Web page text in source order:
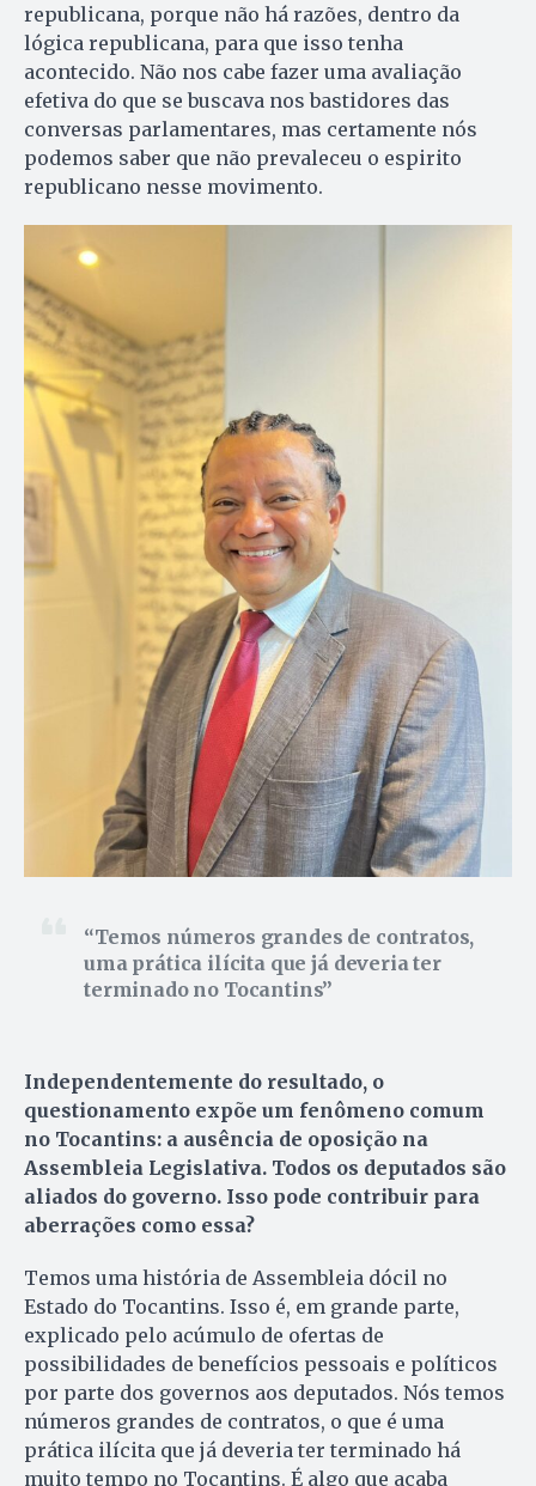
republicana, porque não há razões, dentro da
lógica republicana, para que isso tenha
acontecido. Não nos cabe fazer uma avaliação
efetiva do que se buscava nos bastidores das
conversas parlamentares, mas certamente nós
podemos saber que não prevaleceu o espirito
republicano nesse movimento.
Temos números grandes de contratos,
uma prática ilícita que já deveria ter
terminado no Tocantins
Independentemente do resultado, o
questionamento expõe um fenômeno comum
no Tocantins: a ausência de oposição na
Assembleia Legislativa. Todos os deputados são
aliados do governo. Isso pode contribuir para
aberrações como essa?
Temos uma história de Assembleia dócil no
Estado do Tocantins. Isso é, em grande parte,
explicado pelo acúmulo de ofertas de
possibilidades de benefícios pessoais e políticos
por parte dos governos aos deputados. Nós temos
números grandes de contratos, o que é uma
prática ilícita que já deveria ter terminado há
muito tempo no Tocantins. É algo que acaba